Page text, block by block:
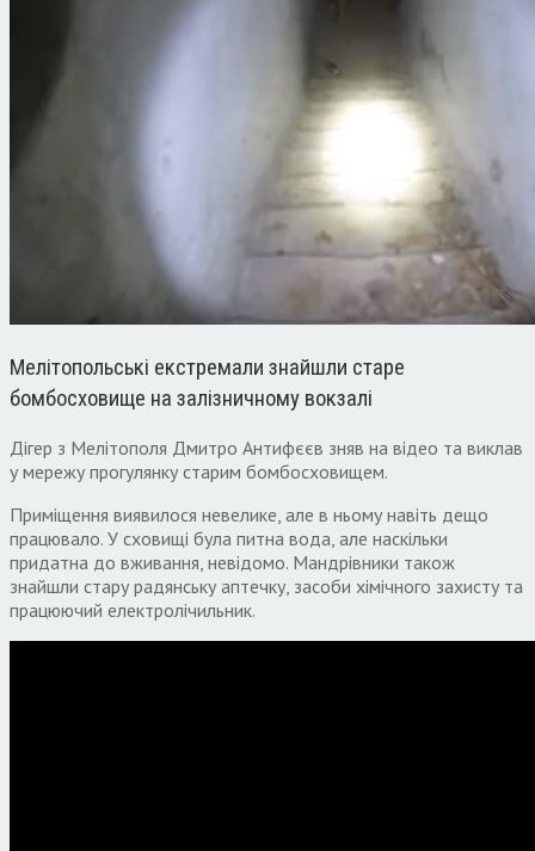
Мелітопольські екстремали знайшли старе
бомбосховище на залізничному вокзалі
Дігер з Мелітополя Дмитро Антифєєв зняв на відео та виклав
у мережу прогулянку старим бомбосховищем.
Приміщення виявилося невелике, але в ньому навіть дещо
працювало. У сховищі була питна вода, але наскільки
придатна до вживання, невідомо. Мандрівники також
знайшли стару радянську аптечку, засоби хімічного захисту та
працюючий електролічильник.